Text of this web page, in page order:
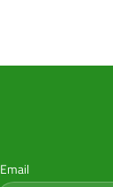
Email